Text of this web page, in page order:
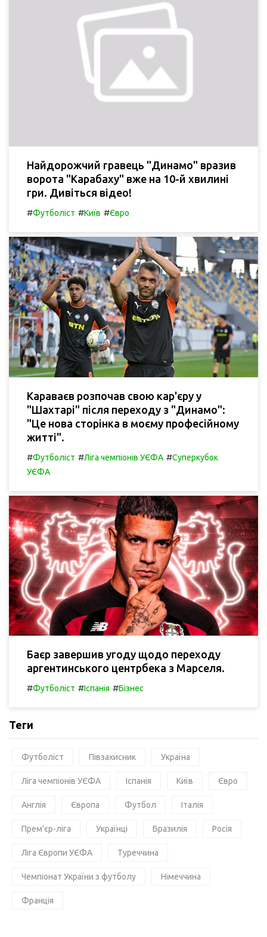
Найдорожчий гравець "Динамо" вразив
ворота "Карабаху" вже на 10-й хвилині
гри. Дивіться відео!
#Футболіст #Київ #Євро
Караваєв розпочав свою кар'єру у
"Шахтарі" після переходу з "Динамо":
"Це нова сторінка в моєму професійному
житті".
#Футболіст #Ліга чемпіонів УЄФА #Суперкубок
УЄФА
Баєр завершив угоду щодо переходу
аргентинського центрбека з Марселя.
#Футболіст #Іспанія #Бізнес
Теги
Футболіст Півзахисник Україна
Ліга чемпіонів УЄФА Іспанія Київ Євро
Англія Європа Футбол Італія
Прем'єр-ліга Українці Бразилія Росія
Ліга Європи УЄФА Туреччина
Чемпіонат України з футболу Німеччина
Франція